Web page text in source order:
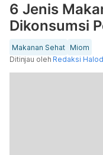
6 Jenis
Dikonsumsi
Makanan Sehat Miom
Ditinjau oleh Redaksi